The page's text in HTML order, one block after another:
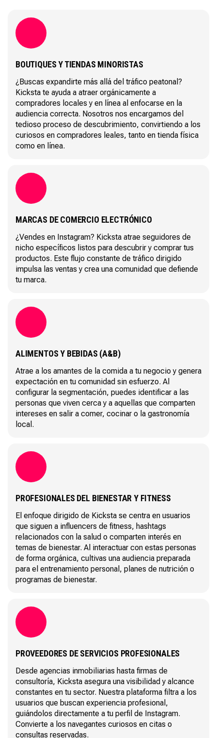
BOUTIQUES Y TIENDAS MINORISTAS
¿Buscas expandirte más allá del tráfico peatonal?
Kicksta te ayuda a atraer orgánicamente a
compradores locales y en línea al enfocarse en la
audiencia correcta. Nosotros nos encargamos del
tedioso proceso de descubrimiento, convirtiendo a los
curiosos en compradores leales, tanto en tienda física
como en línea.
MARCAS DE COMERCIO ELECTRÓNICO
¿Vendes en Instagram? Kicksta atrae seguidores de
nicho específicos listos para descubrir y comprar tus
productos. Este flujo constante de tráfico dirigido
impulsa las ventas y crea una comunidad que defiende
tu marca.
ALIMENTOS Y BEBIDAS (A&B)
Atrae a los amantes de la comida a tu negocio y genera
expectación en tu comunidad sin esfuerzo. Al
configurar la segmentación, puedes identificar a las
personas que viven cerca y a aquellas que comparten
intereses en salir a comer, cocinar o la gastronomía
local.
PROFESIONALES DEL BIENESTAR Y FITNESS
El enfoque dirigido de Kicksta se centra en usuarios
que siguen a influencers de fitness, hashtags
relacionados con la salud o comparten interés en
temas de bienestar. Al interactuar con estas personas
de forma orgánica, cultivas una audiencia preparada
para el entrenamiento personal, planes de nutrición o
programas de bienestar.
PROVEEDORES DE SERVICIOS PROFESIONALES
Desde agencias inmobiliarias hasta firmas de
consultoría, Kicksta asegura una visibilidad y alcance
constantes en tu sector. Nuestra plataforma filtra a los
usuarios que buscan experiencia profesional,
guiándolos directamente a tu perfil de Instagram.
Convierte a los navegantes curiosos en citas o
consultas reservadas.